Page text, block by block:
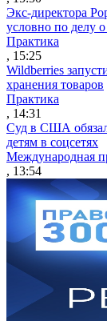
Экс-директора
условно по делу
Практика
, 15:25
Wildberries
хранения товаров
Практика
, 14:31
Суд в США обязал
детям в соцсетях
Международная
, 13:54